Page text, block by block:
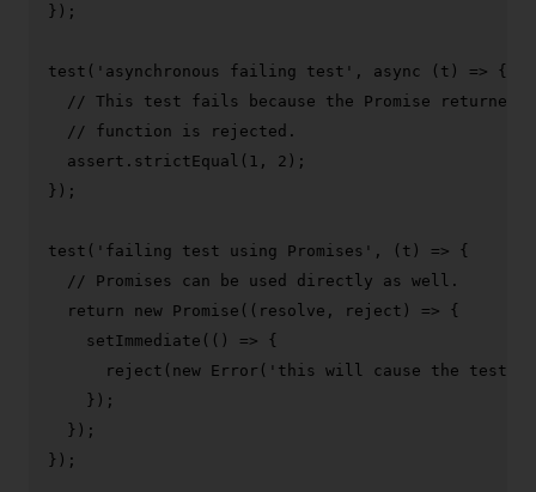
});
test ( 'asynchronous failing test' , async
(t) => {
// This test fails because the Promise returned
// function is rejected.
  assert.
strictEqual ( 1 , 2 );
});
test ( 'failing test using Promises' , ( t ) => {
// Promises can be used directly as well.
return
new Promise ( ( resolve, reject ) => {
setImmediate ( () => {
reject ( new Error ( 'this will cause the test
    });
  });
});